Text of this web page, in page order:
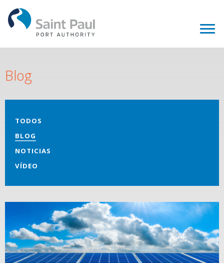
Blog
TODOS
BLOG
NOTICIAS
VÍDEO